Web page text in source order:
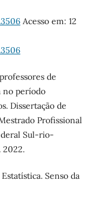
Acesso em: 12
de
no período
Dissertação de
Profissional
Sul-rio-
2022.
Senso da